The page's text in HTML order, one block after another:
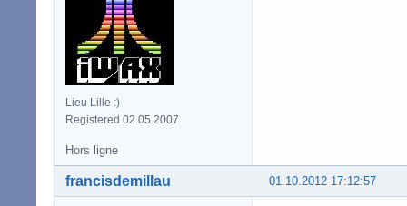
Lieu Lille :)
Registered 02.05.2007
Hors ligne
01.10.2012 17:12:57
francisdemillau